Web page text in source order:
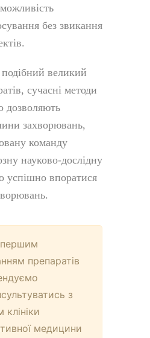
без звикання
великий
сучасні методи
дозволяють
захворювань,
команду
науково-дослідну
успішно впоратися
препаратів
з
клініки
медицини